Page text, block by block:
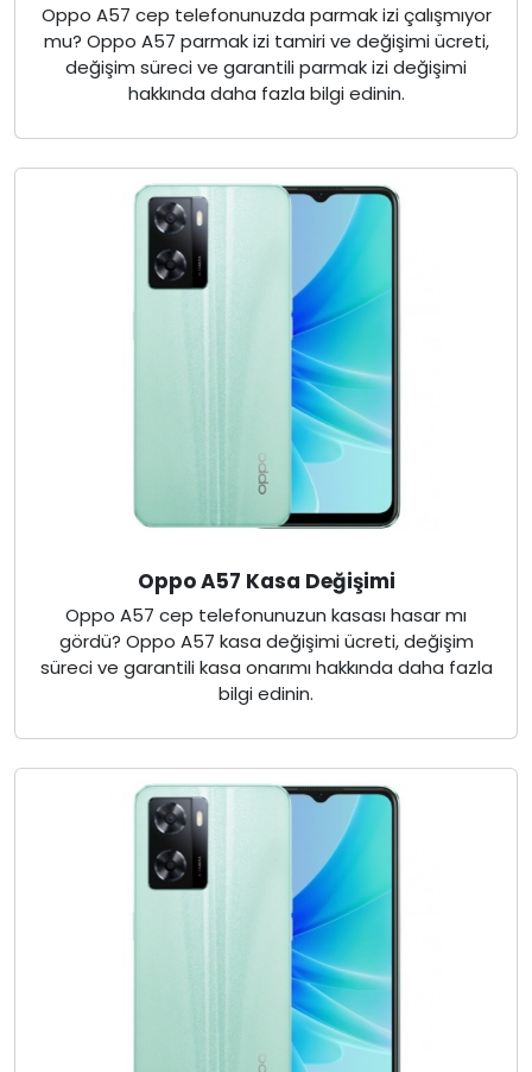
Oppo A57 cep telefonunuzda parmak izi çalışmıyor
mu? Oppo A57 parmak izi tamiri ve değişimi ücreti,
değişim süreci ve garantili parmak izi değişimi
hakkında daha fazla bilgi edinin.
Oppo A57 Kasa Değişimi
Oppo A57 cep telefonunuzun kasası hasar mı
gördü? Oppo A57 kasa değişimi ücreti, değişim
süreci ve garantili kasa onarımı hakkında daha fazla
bilgi edinin.